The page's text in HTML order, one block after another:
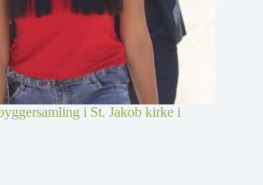
i St. Jakob kirke i